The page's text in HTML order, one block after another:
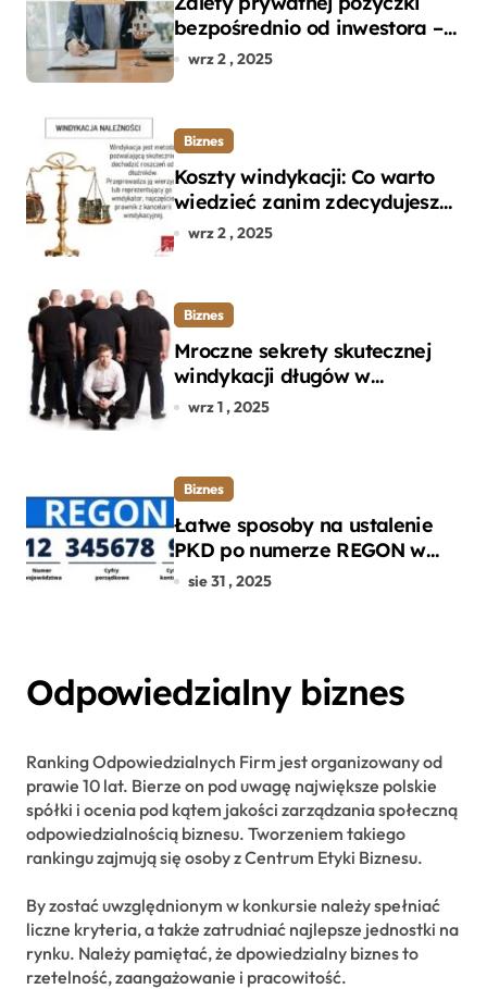
bezpośrednio od inwestora –
dlaczego warto?
wrz 2 , 2025
Biznes
Koszty windykacji: Co warto
wiedzieć zanim zdecydujesz
się na odzyskanie długu?
wrz 2 , 2025
Biznes
Mroczne sekrety skutecznej
windykacji długów w
departamencie windykacji
wrz 1 , 2025
Biznes
Łatwe sposoby na ustalenie
PKD po numerze REGON w
kilku prostych krokach
sie 31 , 2025
Odpowiedzialny biznes
Ranking Odpowiedzialnych Firm jest organizowany od
prawie 10 lat. Bierze on pod uwagę największe polskie
spółki i ocenia pod kątem jakości zarządzania społeczną
odpowiedzialnością biznesu. Tworzeniem takiego
rankingu zajmują się osoby z Centrum Etyki Biznesu.
By zostać uwzględnionym w konkursie należy spełniać
liczne kryteria, a także zatrudniać najlepsze jednostki na
rynku. Należy pamiętać, że dpowiedzialny biznes to
rzetelność, zaangażowanie i pracowitość.